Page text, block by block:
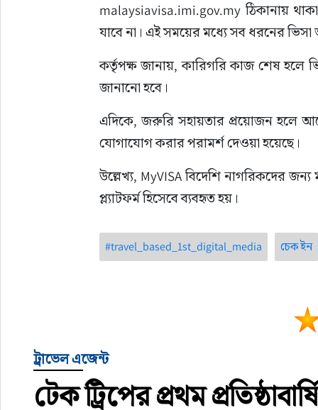
malaysiavisa.imi.gov.my ঠিকানায় থাকা
যাবে না। এই সময়ের মধ্যে সব ধরনের
কর্তৃপক্ষ জানায়, কারিগরি কাজ শেষ হলে
জানানো হবে।
এদিকে, জরুরি সহায়তার প্রয়োজন হলে
যোগাযোগ করার পরামর্শ দেওয়া হয়েছে।
উল্লেখ্য, MyVISA বিদেশি নাগরিকদের
প্ল্যাটফর্ম হিসেবে ব্যবহৃত হয়।
#travel_based_1st_digital_media চেক ইন
ট্রাভেল এজেন্ট
টেক ট্রিপের প্রথম